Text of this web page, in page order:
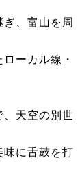
、富山を周
ーカル線・
、天空の別世
味に舌鼓を打